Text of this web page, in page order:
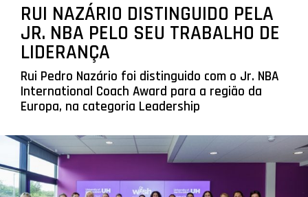
RUI NAZÁRIO DISTINGUIDO PELA
JR. NBA PELO SEU TRABALHO DE
LIDERANÇA
Rui Pedro Nazário foi distinguido com o Jr. NBA
International Coach Award para a região da
Europa, na categoria Leadership